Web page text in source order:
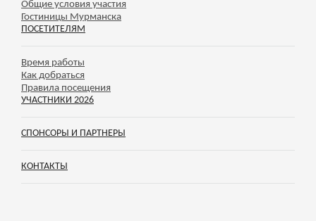
Общие условия участия
Гостиницы Мурманска
ПОСЕТИТЕЛЯМ
Время работы
Как добраться
Правила посещения
УЧАСТНИКИ 2026
СПОНСОРЫ И ПАРТНЕРЫ
КОНТАКТЫ